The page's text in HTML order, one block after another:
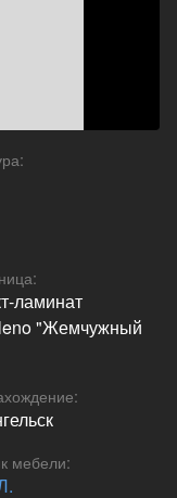
:
:
ламинат
"Жемчужный
:
мебели: